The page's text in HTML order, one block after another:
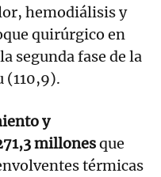
hemodiálisis y
quirúrgico en
segunda fase de la
(110,9).
y
millonesque
térmicas